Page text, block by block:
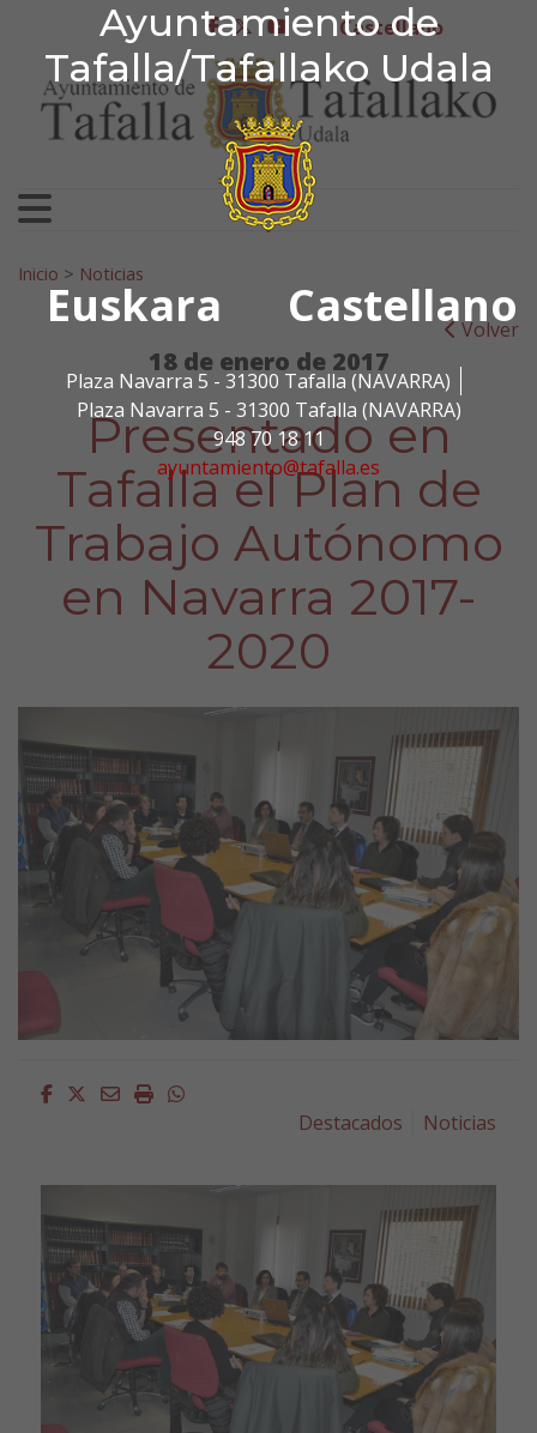
Ayuntamiento de
Tafalla/Tafallako Udala
Euskara Castellano
Plaza Navarra 5 - 31300 Tafalla (NAVARRA)
Plaza Navarra 5 - 31300 Tafalla (NAVARRA)
948 70 18 11
ayuntamiento@tafalla.es
Ir al contenido
Ayuntamiento de
facebook
twitter
youtubeCastellano
Search for:
Inicio > Noticias
Volver
18 de enero de 2017
Presentado en
Tafalla el Plan de
Trabajo Autónomo
en Navarra 2017-
2020
Facebook
Twitter
EmailImprimirWhatsapp
Destacados
Noticias